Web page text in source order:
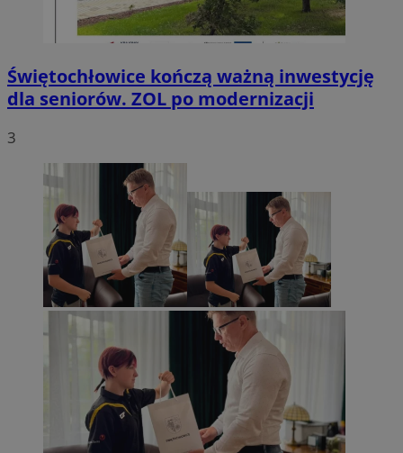
Świętochłowice kończą ważną inwestycję
dla seniorów. ZOL po modernizacji
3